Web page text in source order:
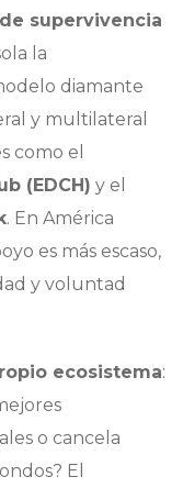
supervivencia
la
diamante
y multilateral
como el
(EDCH) y el
. En América
es más escaso,
y voluntad
ecosistema:
o cancela
El